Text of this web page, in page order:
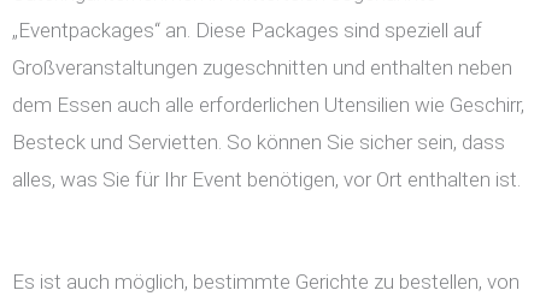
„Eventpackages“ an. Diese Packages sind speziell auf
Großveranstaltungen zugeschnitten und enthalten neben
dem Essen auch alle erforderlichen Utensilien wie Geschirr,
Besteck und Servietten. So können Sie sicher sein, dass
alles, was Sie für Ihr Event benötigen, vor Ort enthalten ist.
Es ist auch möglich, bestimmte Gerichte zu bestellen, von